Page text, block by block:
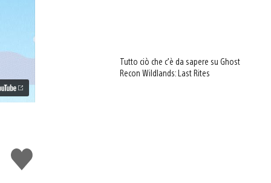
Mi
piace
Tutto ciò che c’è da sapere su Ghost
Recon Wildlands: Last Rites